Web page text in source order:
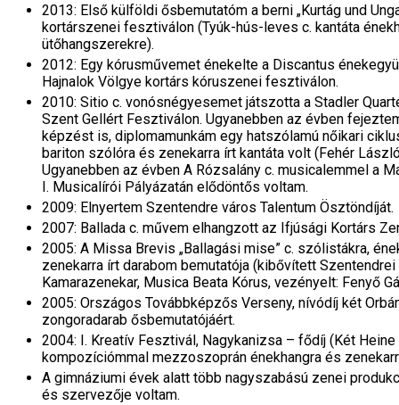
2013: Első külföldi ősbemutatóm a berni „Kurtág und
kortárszenei fesztiválon (Tyúk-hús-leves c. kantáta
ütőhangszerekre).
2012: Egy kórusművemet énekelte a Discantus
Hajnalok Völgye kortárs kóruszenei fesztiválon.
2010: Sitio c. vonósnégyesemet játszotta a Stadler
Szent Gellért Fesztiválon. Ugyanebben az évben
képzést is, diplomamunkám egy hatszólamú nőikari
bariton szólóra és zenekarra írt kantáta volt (Fehér
Ugyanebben az évben A Rózsalány c. musicalemmel a
I. Musicalírói Pályázatán elődöntős voltam.
2009: Elnyertem Szentendre város Talentum Ösztöndíját.
2007: Ballada c. művem elhangzott az Ifjúsági Kortárs
2005: A Missa Brevis „Ballagási mise” c. szólistákra,
zenekarra írt darabom bemutatója (kibővített Szentendrei
Kamarazenekar, Musica Beata Kórus, vezényelt: Fenyő
2005: Országos Továbbképzős Verseny, nívódíj két
zongoradarab ősbemutatójáért.
2004: I. Kreatív Fesztivál, Nagykanizsa – fődíj (Két Heine
kompozíciómmal mezzoszoprán énekhangra és
A gimnáziumi évek alatt több nagyszabású zenei
és szervezője voltam.